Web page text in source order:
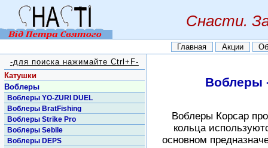
Снасти.
Главная Акции
Воблеры
Воблеры Корсар
кольца
основном
-для поиска нажимайте Ctrl+F-
Катушки
Воблеры
Воблеры YO-ZURI DUEL
Воблеры BratFishing
Воблеры Strike Pro
Воблеры Sebile
Воблеры DEPS